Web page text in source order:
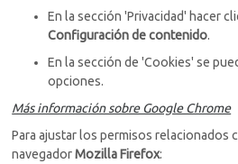
En la sección 'Privacidad' hacer
Configuración de contenido.
En la sección de 'Cookies' se
opciones.
Más información sobre Google Chrome
Para ajustar los permisos relacionados
navegadorMozilla Firefox: